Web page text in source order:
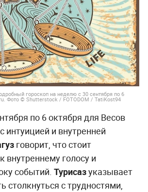
гороскоп на неделю с 30 сентября по 6
Фото © Shutterstock / FOTODOM / TatiKost94
по 6 октября для Весов
интуицией и внутренней
говорит, что стоит
внутреннему голосу и
событий. Турисазуказывает
столкнуться с трудностями,